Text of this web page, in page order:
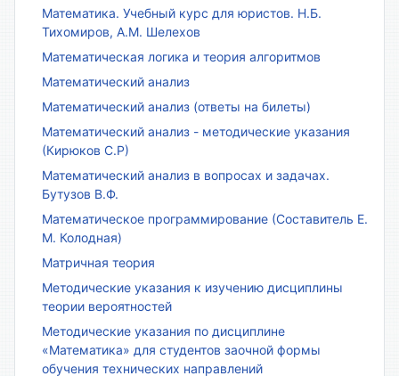
Математика. Учебный курс для юристов. Н.Б.
Тихомиров, А.М. Шелехов
Математическая логика и теория алгоритмов
Математический анализ
Математический анализ (ответы на билеты)
Математический анализ - методические указания
(Кирюков С.Р)
Математический анализ в вопросах и задачах.
Бутузов В.Ф.
Математическое программирование (Составитель Е.
М. Колодная)
Матричная теория
Методические указания к изучению дисциплины
теории вероятностей
Методические указания по дисциплине
«Математика» для студентов заочной формы
обучения технических направлений